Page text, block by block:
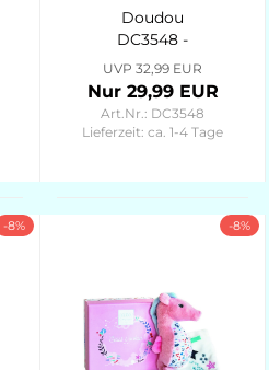
Doudou
DC3548 -
Traumfänger
Panda
Schmusetuch
Blüte 26cm
UVP 32,99 EUR
Nur 29,99 EUR
Art.Nr.: DC3548
Lieferzeit:ca. 1-4 Tage
-8% -8%